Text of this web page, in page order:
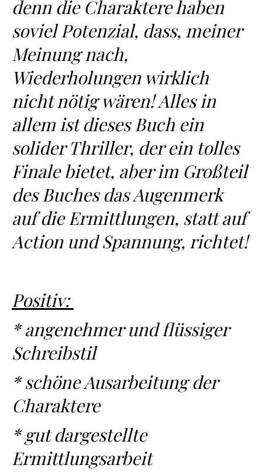
denn die Charaktere haben
soviel Potenzial, dass, meiner
Meinung nach,
Wiederholungen wirklich
nicht nötig wären! Alles in
allem ist dieses Buch ein
solider Thriller, der ein tolles
Finale bietet, aber im Großteil
des Buches das Augenmerk
auf die Ermittlungen, statt auf
Action und Spannung, richtet!
Positiv:
* angenehmer und flüssiger
Schreibstil
* schöne Ausarbeitung der
Charaktere
* gut dargestellte
Ermittlungsarbeit